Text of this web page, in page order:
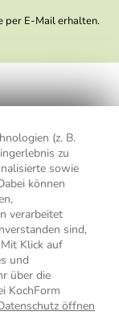
(z. B.
zu
sowie
können
verarbeitet
sind,
Klick auf
und
über die
KochForm
öffnen
per E-Mail erhalten.
anonymer Form
hat. Diese
für Werbezwecke
indem ich
anklicke oder die
Die
AGB
zzgl.
innerhalb